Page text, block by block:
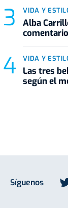
VIDA Y
Alba
VIDA Y
Las tres
según el
Síguenos